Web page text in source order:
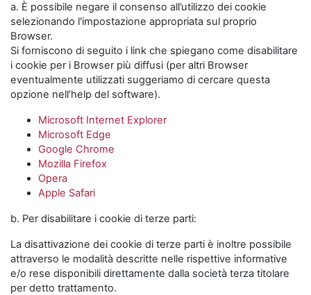
a. È possibile negare il consenso all’utilizzo dei cookie
selezionando l'impostazione appropriata sul proprio
Browser.
Si forniscono di seguito i link che spiegano come disabilitare
i cookie per i Browser più diffusi (per altri Browser
eventualmente utilizzati suggeriamo di cercare questa
opzione nell’help del software).
Microsoft Internet Explorer
Microsoft Edge
Google Chrome
Mozilla Firefox
Opera
Apple Safari
b. Per disabilitare i cookie di terze parti:
La disattivazione dei cookie di terze parti è inoltre possibile
attraverso le modalità descritte nelle rispettive informative
e/o rese disponibili direttamente dalla società terza titolare
per detto trattamento.